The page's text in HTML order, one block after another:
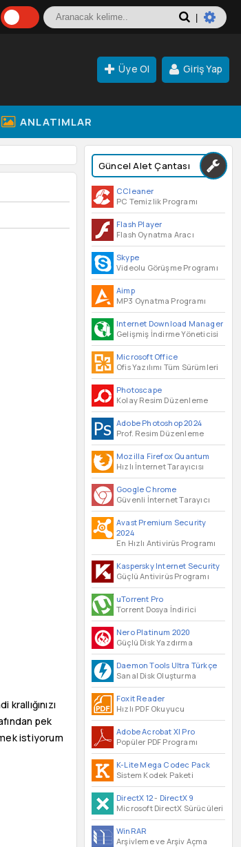
Üye Ol Giriş Yap
ANLATIMLAR
Güncel Alet Çantası
CCleaner
PC Temizlik Programı
Flash Player
Flash Oynatma Aracı
Skype
Videolu Görüşme Programı
Aimp
MP3 Oynatma Programı
Internet Download Manager
Gelişmiş İndirme Yöneticisi
Microsoft Office
Ofis Yazılımı Tüm Sürümleri
Photoscape
Kolay Resim Düzenleme
Adobe Photoshop 2024
Prof. Resim Düzenleme
Mozilla Firefox Quantum
Hızlı İnternet Tarayıcısı
Google Chrome
Güvenli İnternet Tarayıcı
Avast Premium Security
2024
En Hızlı Antivirüs Programı
Kaspersky Internet Security
Güçlü Antivirüs Programı
uTorrent Pro
Torrent Dosya İndirici
Nero Platinum 2020
Güçlü Disk Yazdırma
Daemon Tools Ultra Türkçe
Sanal Disk Oluşturma
Foxit Reader
Hızlı PDF Okuyucu
Adobe Acrobat XI Pro
Popüler PDF Programı
K-Lite Mega Codec Pack
Sistem Kodek Paketi
DirectX 12- DirectX 9
Microsoft DirectX Sürücüleri
WinRAR
Arşivleme ve Arşiv Açma
pek
istiyorum